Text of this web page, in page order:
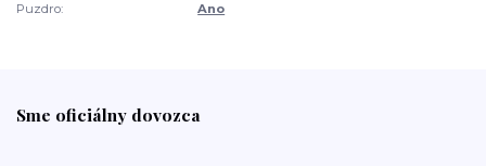
Puzdro:
Ano
Sme oficiálny dovozca